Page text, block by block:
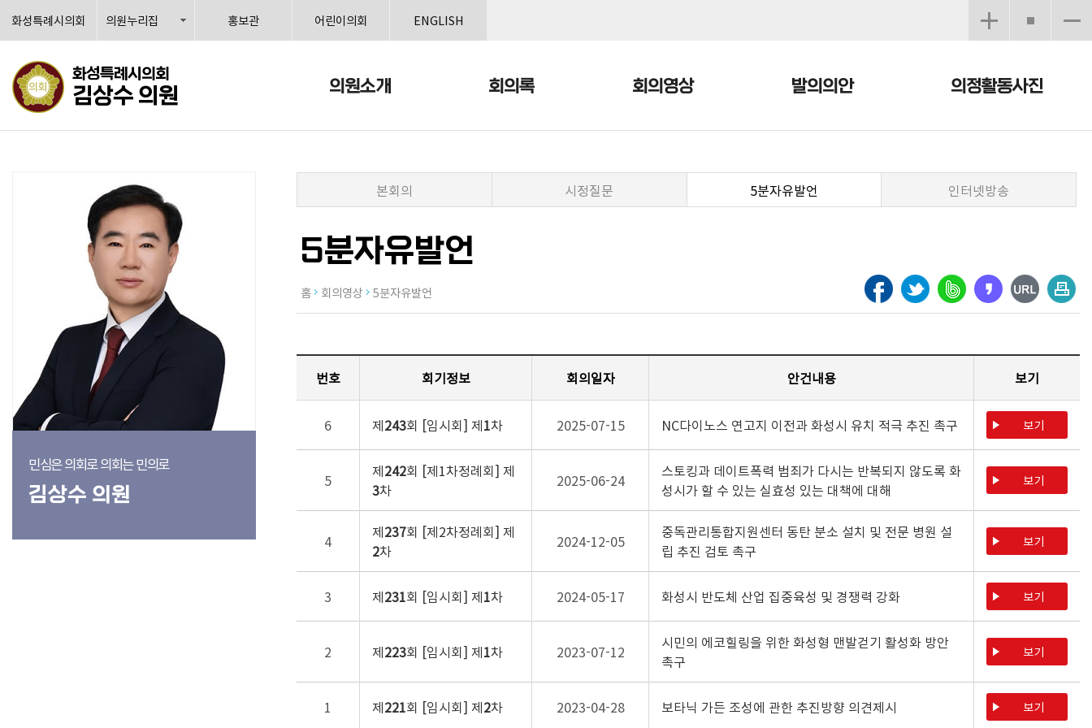
화성특례시의회
김상수 의원
화성특례시의회 의원누리집 홍보관 어린이의회 ENGLISH
의원소개 회의록 회의영상 발의의안 의정활동사진
민심은 의회로 의회는 민의로
김상수 의원
본회의 시정질문 5분자유발언 인터넷방송
홈 회의영상 5분자유발언
5분자유발언
번호 회기정보 회의일자 안건내용 보기
6 제243회 [임시회] 제1차 2025-07-15 NC다이노스 연고지 이전과 화성시 유치 적극 추진 촉구 보기
5 제242회 [제1차정례회] 제
3차 2025-06-24
스토킹과 데이트폭력 범죄가 다시는 반복되지 않도록 화
성시가 할 수 있는 실효성 있는 대책에 대해
보기
4 제237회 [제2차정례회] 제
2차 2024-12-05
중독관리통합지원센터 동탄 분소 설치 및 전문 병원 설
립 추진 검토 촉구
보기
3 제231회 [임시회] 제1차 2024-05-17 화성시 반도체 산업 집중육성 및 경쟁력 강화 보기
2 제223회 [임시회] 제1차 2023-07-12
시민의 에코힐링을 위한 화성형 맨발걷기 활성화 방안
촉구
보기
1 제221회 [임시회] 제2차 2023-04-28 보타닉 가든 조성에 관한 추진방향 의견제시 보기